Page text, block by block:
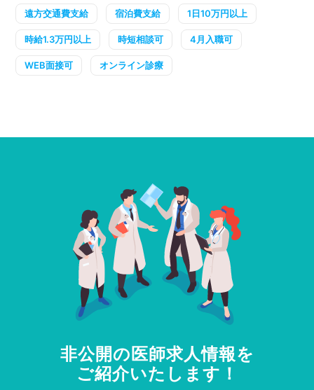
遠方交通費支給 宿泊費支給 1日10万円以上
時給1.3万円以上 時短相談可 4月入職可
WEB面接可 オンライン診療
非公開の医師求人情報を
ご紹介いたします！